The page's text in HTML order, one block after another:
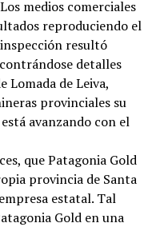
medios comerciales
reproduciendo el
resultó
detalles
Lomada de Leiva,
provinciales su
avanzando con el
que Patagonia Gold
provincia de Santa
estatal. Tal
Gold en una